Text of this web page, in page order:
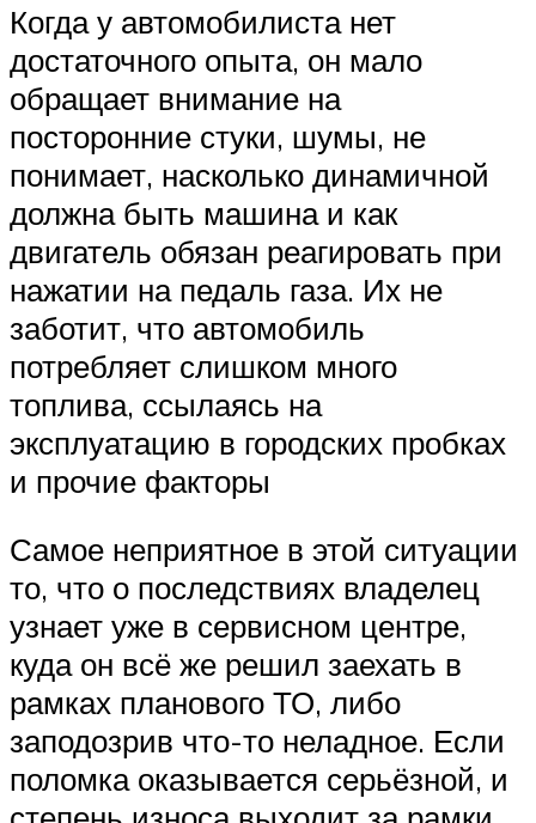
Когда у автомобилиста нет
достаточного опыта, он мало
обращает внимание на
посторонние стуки, шумы, не
понимает, насколько динамичной
должна быть машина и как
двигатель обязан реагировать при
нажатии на педаль газа. Их не
заботит, что автомобиль
потребляет слишком много
топлива, ссылаясь на
эксплуатацию в городских пробках
и прочие факторы
Самое неприятное в этой ситуации
то, что о последствиях владелец
узнает уже в сервисном центре,
куда он всё же решил заехать в
рамках планового ТО, либо
заподозрив что-то неладное. Если
поломка оказывается серьёзной, и